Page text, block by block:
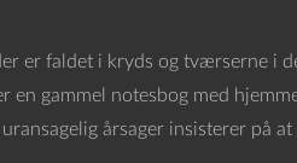
er faldet i kryds og tværserne i
en gammel notesbog med
årsager insisterer på